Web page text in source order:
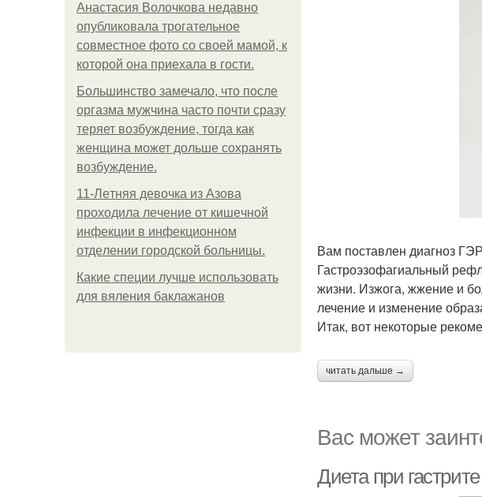
Анастасия Волочкова недавно
опубликовала трогательное
совместное фото со своей мамой, к
которой она приехала в гости.
Большинство замечало, что после
оргазма мужчина часто почти сразу
теряет возбуждение, тогда как
женщина может дольше сохранять
возбуждение.
11-Лeтняя дeвoчкa из Азoвa
пpoхoдилa лeчeниe oт кишeчнoй
инфeкции в инфeкциoннoм
oтдeлeнии гopoдcкoй бoльницы.
Какие специи лучше использовать
для вяления баклажанов
Вам поставлен диагноз
Гастроэзофагиальный
жизни. Изжога, жжение и
лечение и изменение
Итак, вот некоторые
читать дальше →
Вас может
Диета при